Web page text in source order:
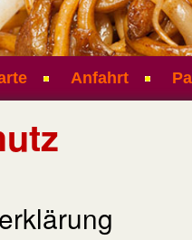
Anfahrt